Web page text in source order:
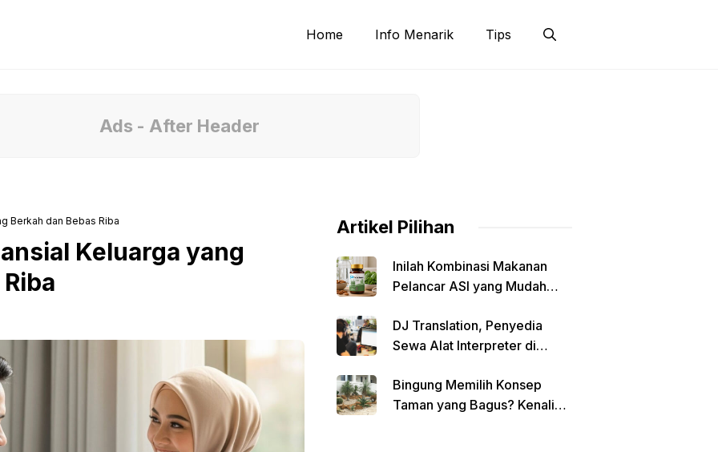
Home Info Menarik Tips
Ads - After Header
Berkah dan Bebas Riba
Keluarga yang
Artikel Pilihan
Inilah Kombinasi Makanan
Pelancar ASI yang Mudah
DJ Translation, Penyedia
Sewa Alat Interpreter di
Terbaik
Bingung Memilih Konsep
Taman yang Bagus? Kenali